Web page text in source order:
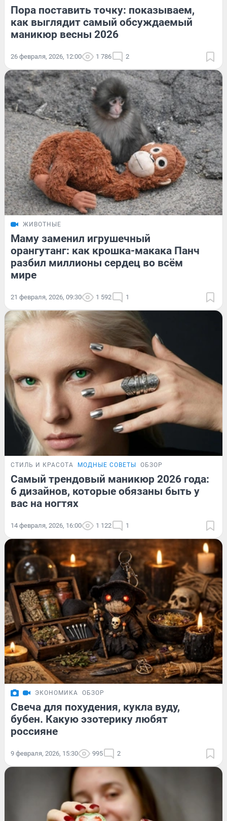
Пора поставить точку: показываем,
как выглядит самый обсуждаемый
маникюр весны 2026
26 февраля, 2026, 12:00 1 786 2
ЖИВОТНЫЕ
Маму заменил игрушечный
орангутанг: как крошка-макака Панч
разбил миллионы сердец во всём
мире
21 февраля, 2026, 09:30 1 592 1
СТИЛЬ И КРАСОТА МОДНЫЕ СОВЕТЫ ОБЗОР
Самый трендовый маникюр 2026 года:
6 дизайнов, которые обязаны быть у
вас на ногтях
14 февраля, 2026, 16:00 1 122 1
ЭКОНОМИКА ОБЗОР
Свеча для похудения, кукла вуду,
бубен. Какую эзотерику любят
россияне
9 февраля, 2026, 15:30 995 2